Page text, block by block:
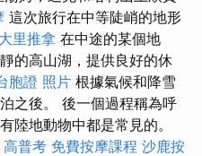
這次旅行在中等陡峭的地形
大里推拿 在中途的某個地
的高山湖，提供良好的休
胞證 照片 根據氣候和降雪
之後。 後一個過程稱為呼
陸地動物中都是常見的。
普考 免費按摩課程 沙鹿按